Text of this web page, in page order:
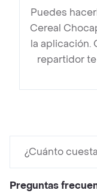
Puedes
Cereal
la aplicación.
repartidor
¿Cuánto
Preguntas